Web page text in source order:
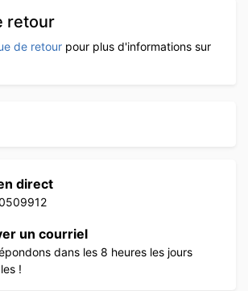
retour
de retour pour plus d'informations sur
direct
un courriel
dans les 8 heures les jours
!